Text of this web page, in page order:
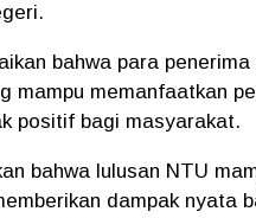
bahwa para penerima
mampu memanfaatkan
positif bagi masyarakat.
bahwa lulusan NTU
dampak nyata